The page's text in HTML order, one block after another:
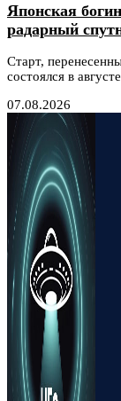
Японская
радарный
Старт,
состоялся в
07.08.2026